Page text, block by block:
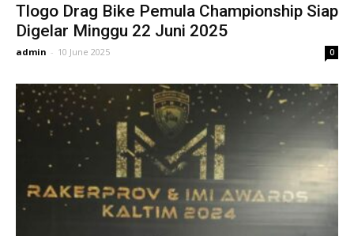
Tlogo Drag Bike Pemula Championship Siap
Digelar Minggu 22 Juni 2025
admin - 10 June 2025 0